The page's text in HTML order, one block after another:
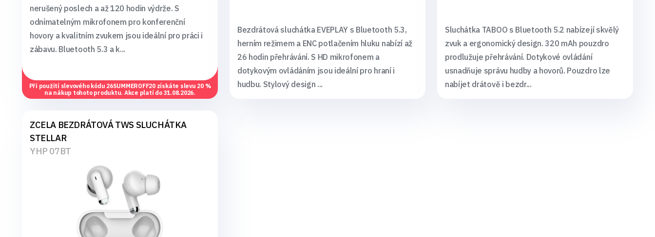
nerušený poslech a až 120 hodin výdrže. S
odnímatelným mikrofonem pro konferenční
hovory a kvalitním zvukem jsou ideální pro práci i
zábavu. Bluetooth 5.3 a k...
Při použití slevového kódu 26SUMMEROFF20 získáte slevu 20 %
na nákup tohoto produktu. Akce platí do 31.08.2026.
Bezdrátová sluchátka EVEPLAY s Bluetooth 5.3,
herním režimem a ENC potlačením hluku nabízí až
26 hodin přehrávání. S HD mikrofonem a
dotykovým ovládáním jsou ideální pro hraní i
hudbu. Stylový design ...
Sluchátka TABOO s Bluetooth 5.2 nabízejí skvělý
zvuk a ergonomický design. 320 mAh pouzdro
prodlužuje přehrávání. Dotykové ovládání
usnadňuje správu hudby a hovorů. Pouzdro lze
nabíjet drátově i bezdr...
ZCELA BEZDRÁTOVÁ TWS SLUCHÁTKA
STELLAR
YHP 07BT